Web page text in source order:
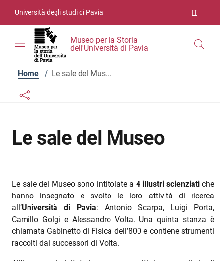
Università degli studi di Pavia IT
Museo per la Storia
dell'Università di Pavia
Home / Le sale del Mus...
Links condivisione social
Bottone condivisione social
Le sale del Museo
Le sale del Museo sono intitolate a 4 illustri scienziatiche
hanno insegnato e svolto le loro attività di ricerca
all’Università di Pavia: Antonio Scarpa, Luigi Porta,
Camillo Golgi e Alessandro Volta. Una quinta stanza è
chiamata Gabinetto di Fisica dell’800 e contiene strumenti
raccolti dai successori di Volta.